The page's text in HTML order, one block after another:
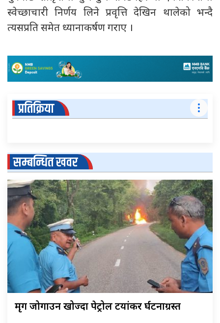
स्वेच्छाचारी निर्णय लिने प्रवृत्ति देखिन थालेको भन्दै
त्यसप्रति समेत ध्यानाकर्षण गराए ।
प्रतिक्रिया
सम्बन्धित खवर
मृग जोगाउन खोज्दा पेट्रोल टयांकर दुर्घटनाग्रस्त